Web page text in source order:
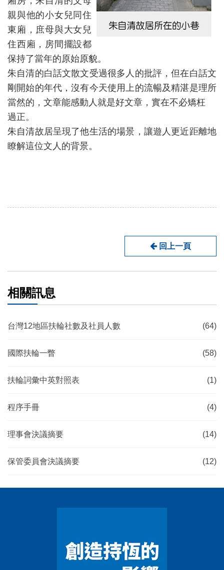
親與他的小女兒同住
東廂，庶母與大女兒
住西廂，房間擺設都
保持了當年的原始原貌。
朱自清的白話文散文受過很多人的批評，但在白話文
剛開始的年代，沒有今天使用上的流暢及精湛是理所
當然的，文章能感動人就是好文章，實在不必矯枉
過正。
朱自清故居呈現了他生活的場景，讓遊人更近距離地
瞭解這位文人的背景。
回上一頁
相關訊息
台灣12地區扶輪社數及社員人數 (64)
國際扶輪一瞥 (58)
扶輪詞彙中英對照表 (1)
程序手冊 (4)
理事會決議摘要 (14)
保管委員會決議摘要 (12)